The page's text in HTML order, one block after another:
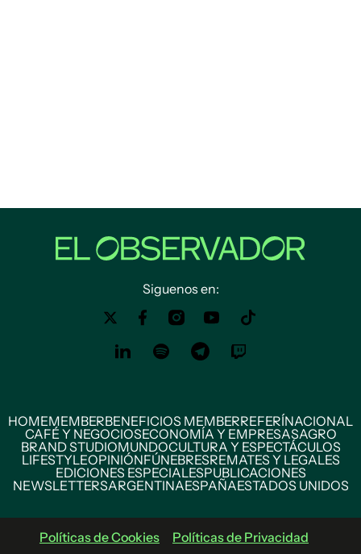
Siguenos en:
HOMEMEMBERBENEFICIOS MEMBERREFERÍNACIONAL
CAFÉ Y NEGOCIOSECONOMÍA Y EMPRESASAGRO
BRAND STUDIOMUNDOCULTURA Y ESPECTÁCULOS
LIFESTYLEOPINIÓNFÚNEBRESREMATES Y LEGALES
EDICIONES ESPECIALESPUBLICACIONES
NEWSLETTERSARGENTINAESPAÑAESTADOS UNIDOS
Políticas de Cookies Políticas de Privacidad